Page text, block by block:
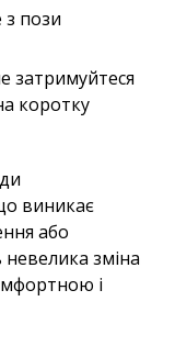
пози
затримуйтеся
коротку
виникає
або
невелика зміна
і